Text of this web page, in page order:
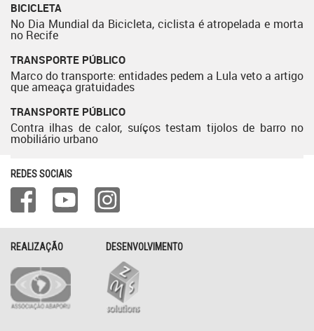
BICICLETA
No Dia Mundial da Bicicleta, ciclista é atropelada e morta
no Recife
TRANSPORTE PÚBLICO
Marco do transporte: entidades pedem a Lula veto a artigo
que ameaça gratuidades
TRANSPORTE PÚBLICO
Contra ilhas de calor, suíços testam tijolos de barro no
mobiliário urbano
REDES SOCIAIS
REALIZAÇÃO DESENVOLVIMENTO